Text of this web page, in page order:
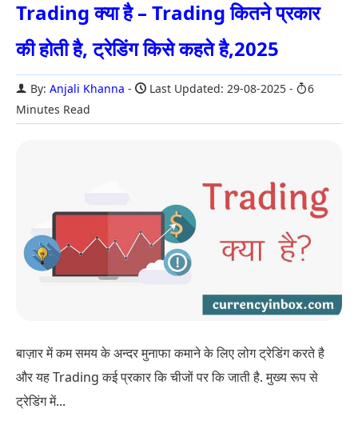
Trading क्या है – Trading कितने प्रकार
की होती है, ट्रेडिंग किसे कहते है,2025
By: Anjali Khanna Last Updated: 29-08-2025
6
Minutes Read
बाज़ार में कम समय के अन्दर मुनाफा कमाने के लिए लोग ट्रेडिंग करते है
और यह Trading कई प्रकार कि चीजों पर कि जाती है. मुख्य रूप से
ट्रेडिंग में...